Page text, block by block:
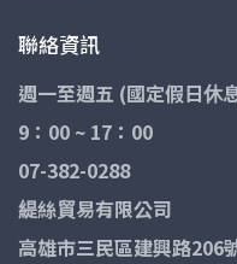
聯絡資訊
週一至週五 (國定假日休
9：00 ~ 17：00
07-382-0288
緹絲貿易有限公司
高雄市三民區建興路206